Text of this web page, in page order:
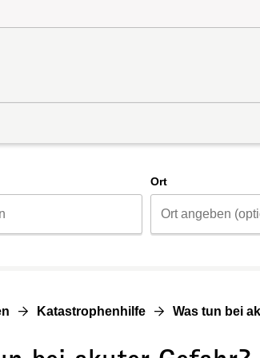
Ort
Katastrophenhilfe Was tun bei